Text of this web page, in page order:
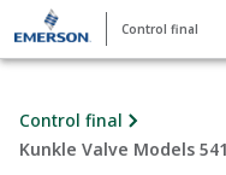
Control final
Control final
Kunkle Valve Models